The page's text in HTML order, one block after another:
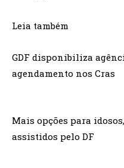
Leia também
GDF disponibiliza
agendamento nos Cras
Mais opções para
assistidos pelo DF